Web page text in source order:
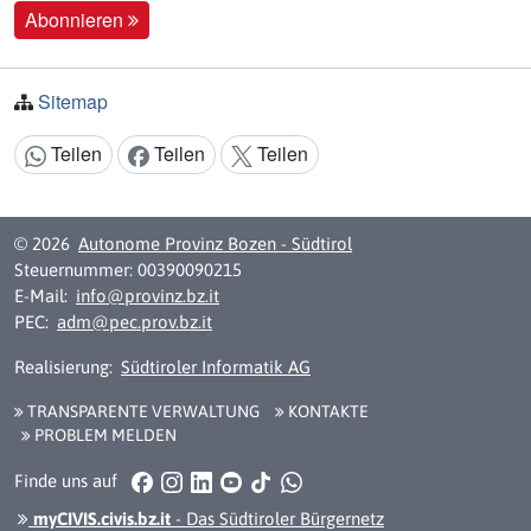
Abonnieren
Sitemap
Inhalt teilen:
Teilen Teilen Teilen
© 2026 Autonome Provinz Bozen - Südtirol
Steuernummer: 00390090215
E-Mail: info@provinz.bz.it
PEC: adm@pec.prov.bz.it
Realisierung: Südtiroler Informatik AG
TRANSPARENTE VERWALTUNG
KONTAKTE
PROBLEM MELDEN
Finde uns auf Facebook
Instagram
LinkedInYouTube
TikTokWhatsApp
myCIVIS.civis.bz.it - Das Südtiroler Bürgernetz